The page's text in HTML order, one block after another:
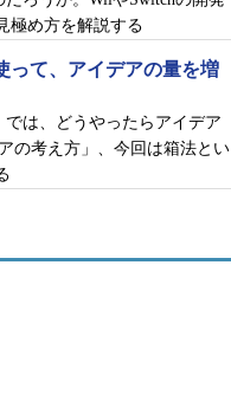
極め方を解説する
て、アイデアの量を増
は、どうやったらアイデア
の考え方」、今回は箱法とい